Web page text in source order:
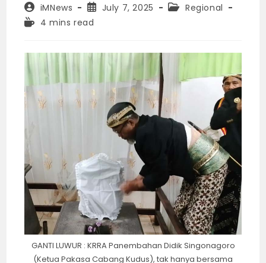
Post
author:
iMNews
Post
published:
July 7, 2025
PostRegional
Reading4 mins read
GANTI LUWUR : KRRA Panembahan Didik Singonagoro
(Ketua Pakasa Cabang Kudus), tak hanya bersama